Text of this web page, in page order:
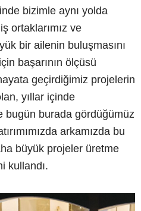
bizimle aynı yolda
ortaklarımız ve
bir ailenin buluşmasını
başarının ölçüsü
geçirdiğimiz projelerin
yıllar içinde
bugün burada gördüğümüz
arkamızda bu
büyük projeler üretme
kullandı.